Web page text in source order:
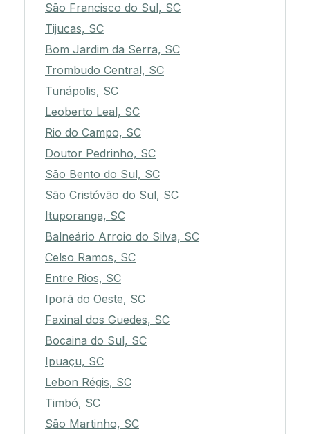
São Francisco do Sul, SC
Tijucas, SC
Bom Jardim da Serra, SC
Trombudo Central, SC
Tunápolis, SC
Leoberto Leal, SC
Rio do Campo, SC
Doutor Pedrinho, SC
São Bento do Sul, SC
São Cristóvão do Sul, SC
Ituporanga, SC
Balneário Arroio do Silva, SC
Celso Ramos, SC
Entre Rios, SC
Iporã do Oeste, SC
Faxinal dos Guedes, SC
Bocaina do Sul, SC
Ipuaçu, SC
Lebon Régis, SC
Timbó, SC
São Martinho, SC